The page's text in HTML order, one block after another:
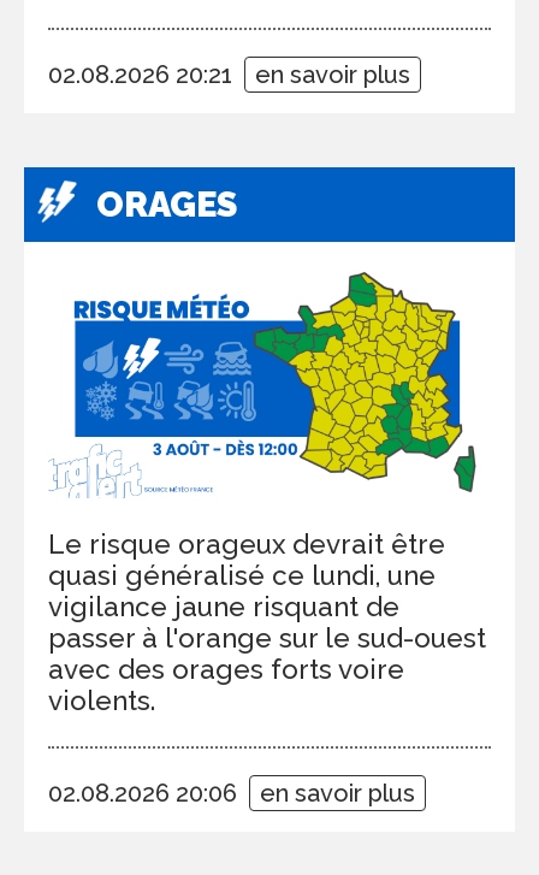
02.08.2026 20:21 en savoir plus
ORAGES
Le risque orageux devrait être
quasi généralisé ce lundi, une
vigilance jaune risquant de
passer à l'orange sur le sud-ouest
avec des orages forts voire
violents.
02.08.2026 20:06 en savoir plus